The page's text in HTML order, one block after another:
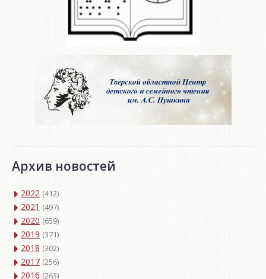
Архив новостей
2022 (412)
2021 (497)
2020 (659)
2019 (371)
2018 (302)
2017 (256)
2016 (263)